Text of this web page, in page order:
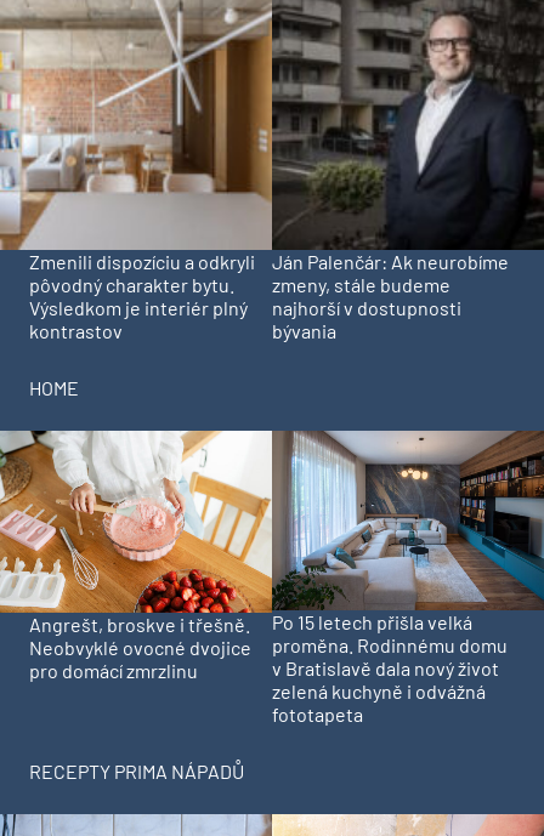
Zmenili dispozíciu a odkryli
pôvodný charakter bytu.
Výsledkom je interiér plný
kontrastov
Ján Palenčár: Ak neurobíme
zmeny, stále budeme
najhorší v dostupnosti
bývania
HOME
Angrešt, broskve i třešně.
Neobvyklé ovocné dvojice
pro domácí zmrzlinu
Po 15 letech přišla velká
proměna. Rodinnému domu
v Bratislavě dala nový život
zelená kuchyně i odvážná
fototapeta
RECEPTY PRIMA NÁPADŮ